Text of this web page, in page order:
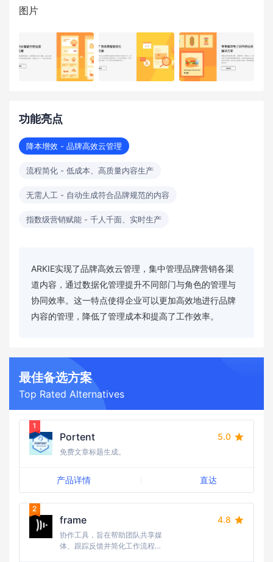
图片
功能亮点
降本增效 - 品牌高效云管理
流程简化 - 低成本、高质量内容生产
无需人工 - 自动生成符合品牌规范的内容
指数级营销赋能 - 千人千面、实时生产
ARKIE实现了品牌高效云管理，集中管理品牌营销各渠
道内容，通过数据化管理提升不同部门与角色的管理与
协同效率。这一特点使得企业可以更加高效地进行品牌
内容的管理，降低了管理成本和提高了工作效率。
最佳备选方案
Top Rated Alternatives
Portent 5.0
免费文章标题生成。
产品详情 直达
frame 4.8
协作工具，旨在帮助团队共享媒
体、跟踪反馈并简化工作流程，